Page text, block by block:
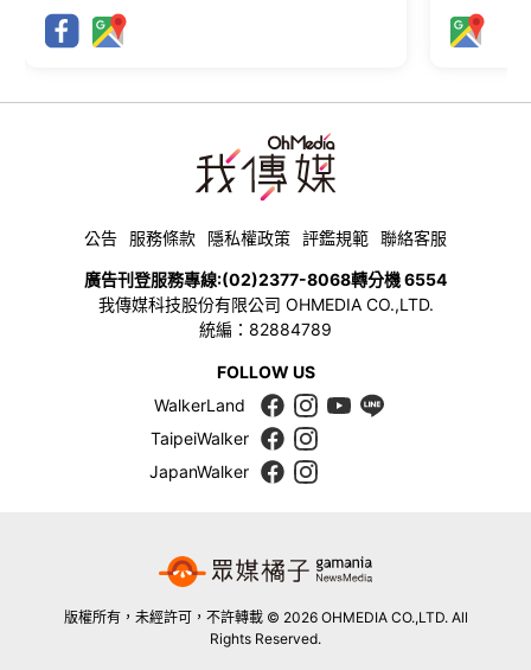
公告 服務條款 隱私權政策 評鑑規範 聯絡客服
廣告刊登服務專線:(02)2377-8068轉分機 6554
我傳媒科技股份有限公司 OHMEDIA CO.,LTD.
統編：82884789
FOLLOW US
WalkerLand
TaipeiWalker
JapanWalker
版權所有，未經許可，不許轉載 © 2026 OHMEDIA CO.,LTD. All
Rights Reserved.